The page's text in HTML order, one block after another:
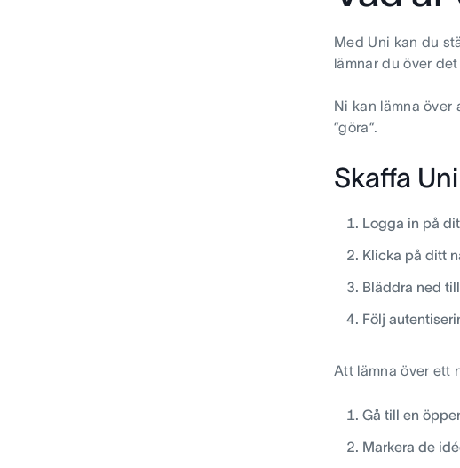
Med Uni kan du
lämnar du över
Ni kan lämna över
”göra”.
Skaffa
Logga in på
Klicka på ditt
Bläddra ned
Följ
Att lämna över ett
Gå till en
Markera de